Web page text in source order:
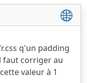
q'un padding
faut corriger au
valeur à 1